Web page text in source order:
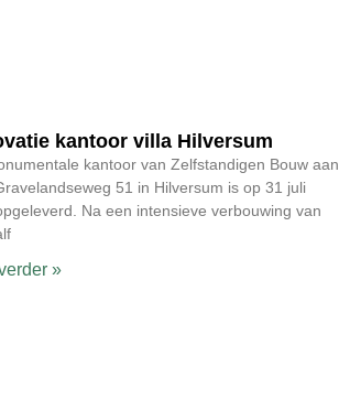
kantoor villa Hilversum
kantoor van Zelfstandigen Bouw aan
51 in Hilversum is op 31 juli
Na een intensieve verbouwing van
»